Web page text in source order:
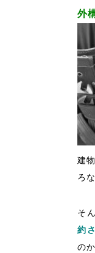
外
建
ろ
そ
約
の